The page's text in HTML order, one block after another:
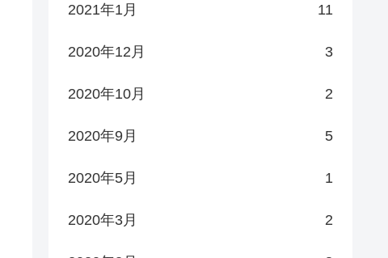
2021年1月 11
2020年12月 3
2020年10月 2
2020年9月 5
2020年5月 1
2020年3月 2